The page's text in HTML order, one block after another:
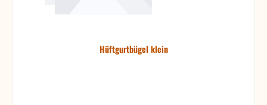
Hüftgurtbügel klein